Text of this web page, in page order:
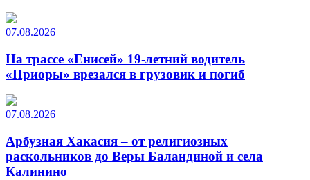
07.08.2026
На трассе «Енисей» 19-летний водитель
«Приоры» врезался в грузовик и погиб
07.08.2026
Арбузная Хакасия – от религиозных
раскольников до Веры Баландиной и села
Калинино